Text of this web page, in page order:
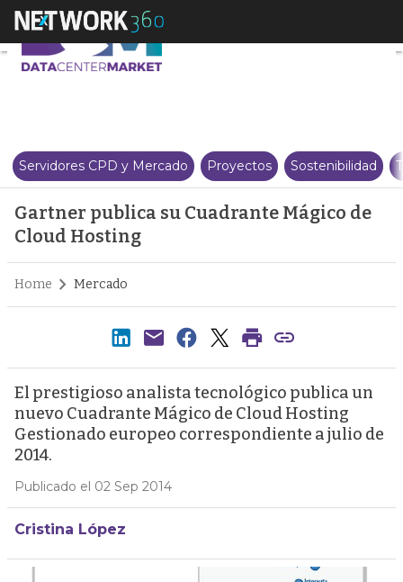
Gartner publica su Cuadrante
Servidores CPD y Mercado Proyectos Sostenibilidad
Gartner publica su Cuadrante Mágico de
Cloud Hosting
Home Mercado
El prestigioso analista tecnológico publica un
nuevo Cuadrante Mágico de Cloud Hosting
Gestionado europeo correspondiente a julio de
2014.
Publicado el 02 Sep 2014
Cristina López